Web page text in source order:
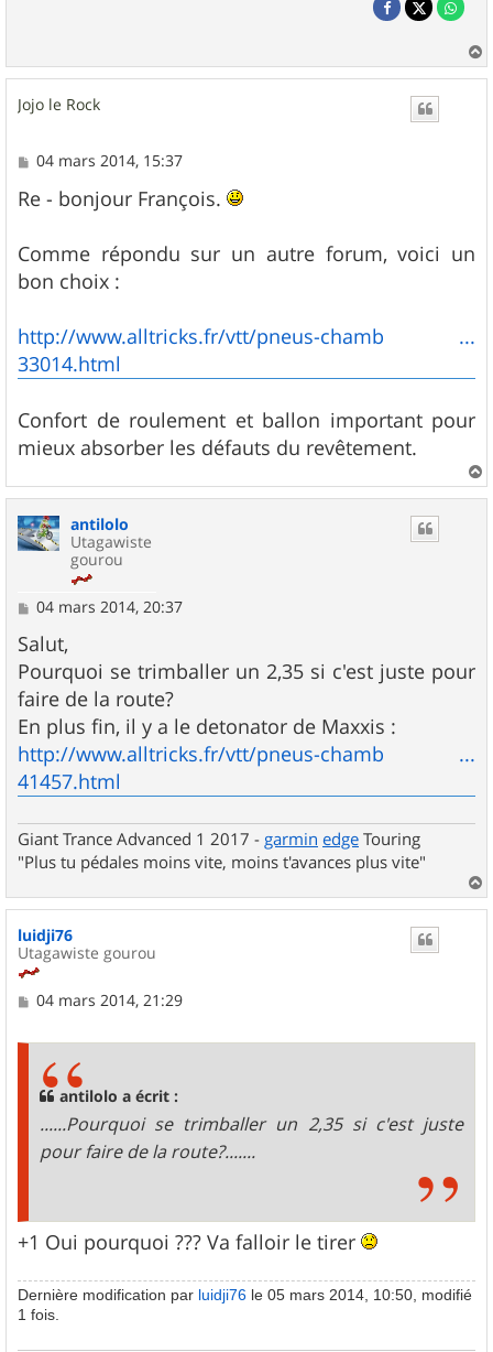
a
Jojo le Rock
M
s
s
g
e
04 mars 2014, 15:37
Re - bonjour François.
Comme répondu sur un autre forum, voici un
bon choix :
http://www.alltricks.fr/vtt/pneus-chamb ...
33014.html
Confort de roulement et ballon important pour
mieux absorber les défauts du revêtement.
a
antilolo
Utagawiste
gourou
M
s
s
a
g
e
04 mars 2014, 20:37
Salut,
Pourquoi se trimballer un 2,35 si c'est juste pour
faire de la route?
En plus fin, il y a le detonator de Maxxis :
http://www.alltricks.fr/vtt/pneus-chamb ...
41457.html
Giant Trance Advanced 1 2017 - garmin edge Touring
"Plus tu pédales moins vite, moins t'avances plus vite"
a
luidji76
Utagawiste gourou
M
04 mars 2014, 21:29
antilolo a écrit :
......Pourquoi se trimballer un 2,35 si c'est juste
pour faire de la route?.......
+1 Oui pourquoi ??? Va falloir le tirer
Dernière modification par luidji76 le 05 mars 2014, 10:50, modifié
1 fois.